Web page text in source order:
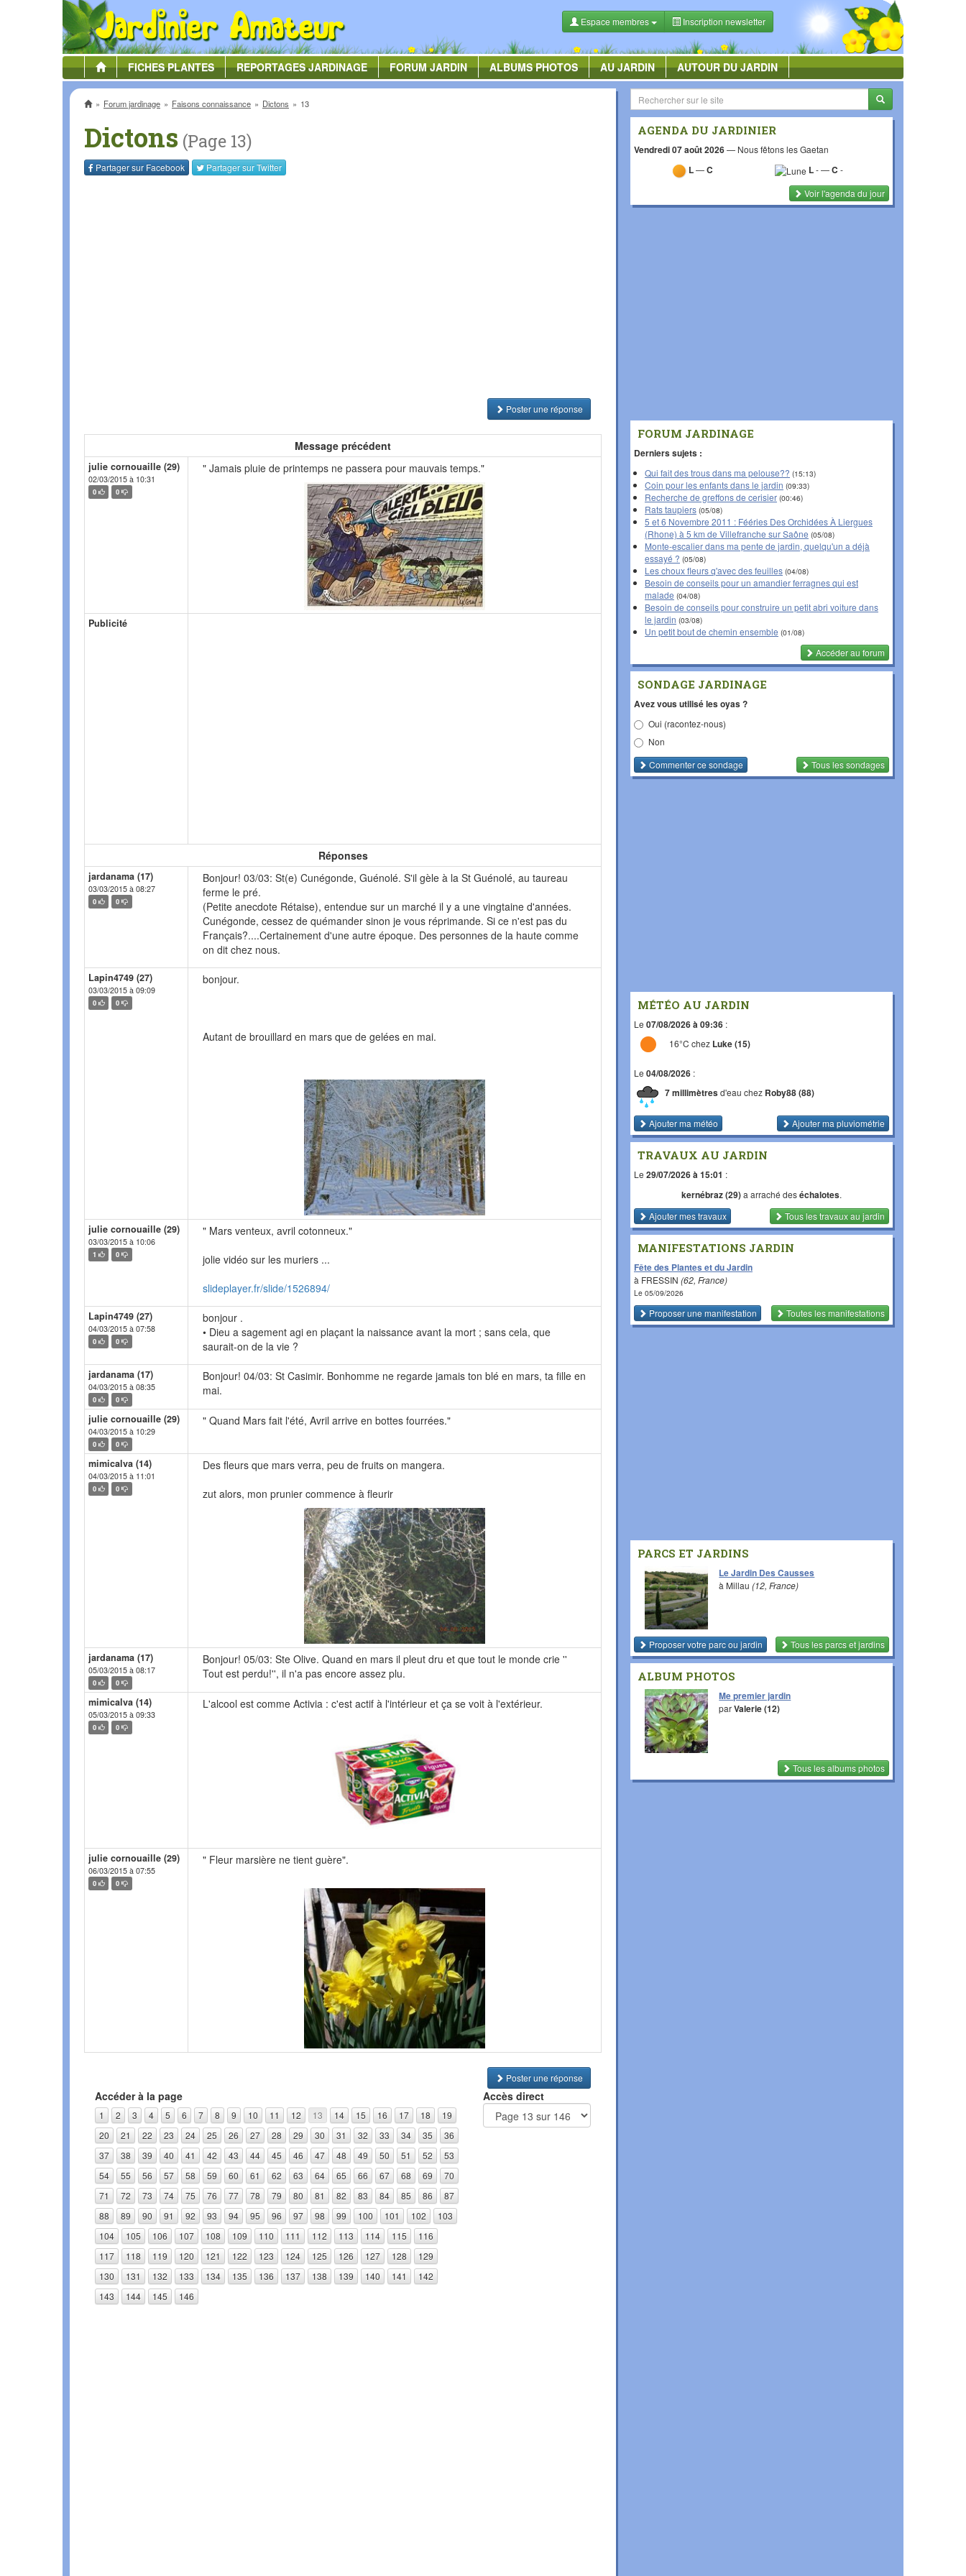
Espace membres Inscription newsletter
FICHESPLANTES REPORTAGESJARDINAGE FORUMJARDIN ALBUMSPHOTOS AU JARDIN AUTOUR DU JARDIN
AccueilForum jardinage Faisons connaissance Dictons 13
Dictons (Page 13)
Partager sur Facebook Partager surTwitter
Poster une réponse
Message précédent
julie cornouaille (29)
02/03/2015 à 10:31
0 0
" Jamais pluie de printemps ne passera pour mauvais temps."
Publicité
Réponses
jardanama (17)
03/03/2015 à 08:27
0 0
Bonjour! 03/03: St(e) Cunégonde, Guénolé. S'il gèle à la St Guénolé, au taureau
ferme le pré.
(Petite anecdote Rétaise), entendue sur un marché il y a une vingtaine d'années.
Cunégonde, cessez de quémander sinon je vous réprimande. Si ce n'est pas du
Français?....Certainement d'une autre époque. Des personnes de la haute comme
on dit chez nous.
Lapin4749 (27)
03/03/2015 à 09:09
0 0
bonjour.
Autant de brouillard en mars que de gelées en mai.
julie cornouaille (29)
03/03/2015 à 10:06
1 0
" Mars venteux, avril cotonneux."
jolie vidéo sur les muriers ...
slideplayer.fr/slide/1526894/
Lapin4749 (27)
04/03/2015 à 07:58
0 0
bonjour .
• Dieu a sagement agi en plaçant la naissance avant la mort ; sans cela, que
saurait-on de la vie ?
jardanama (17)
04/03/2015 à 08:35
0 0
Bonjour! 04/03: St Casimir. Bonhomme ne regarde jamais ton blé en mars, ta fille en
mai.
julie cornouaille (29)
04/03/2015 à 10:29
0 0
" Quand Mars fait l'été, Avril arrive en bottes fourrées."
mimicalva (14)
04/03/2015 à 11:01
0 0
Des fleurs que mars verra, peu de fruits on mangera.
zut alors, mon prunier commence à fleurir
jardanama (17)
05/03/2015 à 08:17
0 0
Bonjour! 05/03: Ste Olive. Quand en mars il pleut dru et que tout le monde crie ''
Tout est perdu!'', il n'a pas encore assez plu.
mimicalva (14)
05/03/2015 à 09:33
0 0
L'alcool est comme Activia : c'est actif à l'intérieur et ça se voit à l'extérieur.
julie cornouaille (29)
06/03/2015 à 07:55
0 0
" Fleur marsière ne tient guère".
Poster une réponse
Accéder à la page
1 2 3 4 5 6 7 8 9 10 11 12 13 14 15 16 17 18
19
20
21 22 23 24 25 26 27 28 29 30 31 32 33 34 35
36
37
38 39 40 41 42 43 44 45 46 47 48 49 50 51 52
53
54
55 56 57 58 59 60 61 62 63 64 65 66 67 68 69
70
71
72 73 74 75 76 77 78 79 80 81 82 83 84 85 86
87
88
89 90 91 92 93 94 95 96 97 98 99 100 101 102
103
104
105 106 107 108 109 110 111 112 113 114 115
116
117
118 119 120 121 122 123 124 125 126 127 128
129
130
131 132 133 134 135 136 137 138 139 140 141
142
143
144 145 146
Accès direct
AGENDA DU JARDINIER
Vendredi 07 août 2026— Nous fêtons les Gaetan
L—C L-—C-
Voir l'agenda du jour
FORUM JARDINAGE
Derniers sujets :
Qui fait des trous dans ma pelouse?? (15:13)
Coin pour les enfants dans le jardin (09:33)
Recherche de greffons de cerisier (00:46)
Rats taupiers (05/08)
5 et 6 Novembre 2011 : Fééries Des Orchidées À Liergues
(Rhone) à 5 km de Villefranche sur Saône (05/08)
Monte-escalier dans ma pente de jardin, quelqu'un a déjà
essayé ? (05/08)
Les choux fleurs q'avec des feuilles (04/08)
Besoin de conseils pour un amandier ferragnes qui est
malade (04/08)
Besoin de conseils pour construire un petit abri voiture dans
le jardin (03/08)
Un petit bout de chemin ensemble (01/08)
Accéder au forum
SONDAGE JARDINAGE
Avez vous utilisé les oyas ?
Oui (racontez-nous)
Non
Commenterce sondage Tous les sondages
MÉTÉO AU JARDIN
Le 07/08/2026 à 09:36 :
16°C chez Luke (15)
Le 04/08/2026 :
7 millimètresd'eau chez Roby88 (88)
Ajouter ma météo Ajouter ma pluviométrie
TRAVAUX AU JARDIN
Le 29/07/2026 à 15:01 :
kernébraz (29)a arraché deséchalotes.
Ajouter mes travaux
Tous les travauxau jardin
MANIFESTATIONS JARDIN
Fête des Plantes et du Jardin
à FRESSIN (62, France)
Le 05/09/2026
Proposer une manifestation Toutes les manifestations
PARCS ET JARDINS
Le Jardin Des Causses
à Millau(12, France)
Proposer votre parc ou jardin Tous les parcs et jardins
ALBUM PHOTOS
Me premier jardin
parValerie (12)
Tous les albums photos